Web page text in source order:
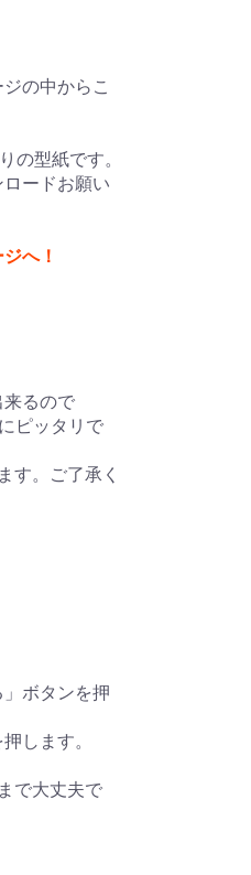
の中からこ
の型紙です。
ードお願い
へ！
るので
ピッタリで
す。ご了承く
ボタンを押
します。
で大丈夫で